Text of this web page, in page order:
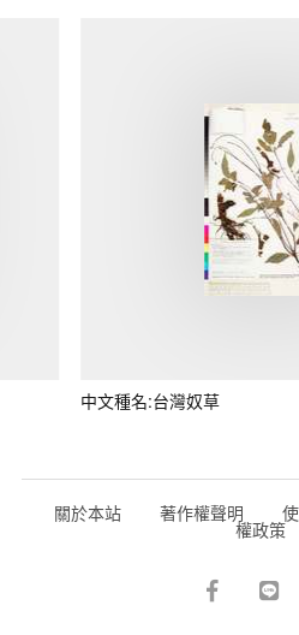
中文種名:台灣奴草
關於本站 著作權聲明
權政策